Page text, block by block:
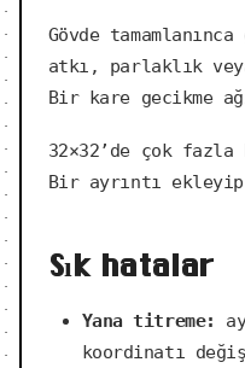
Gövde
atkı, parlaklık
Bir kare gecikme
32×32’de çok
Bir ayrıntı
Sık hatalar
Yana titreme:
koordinatı